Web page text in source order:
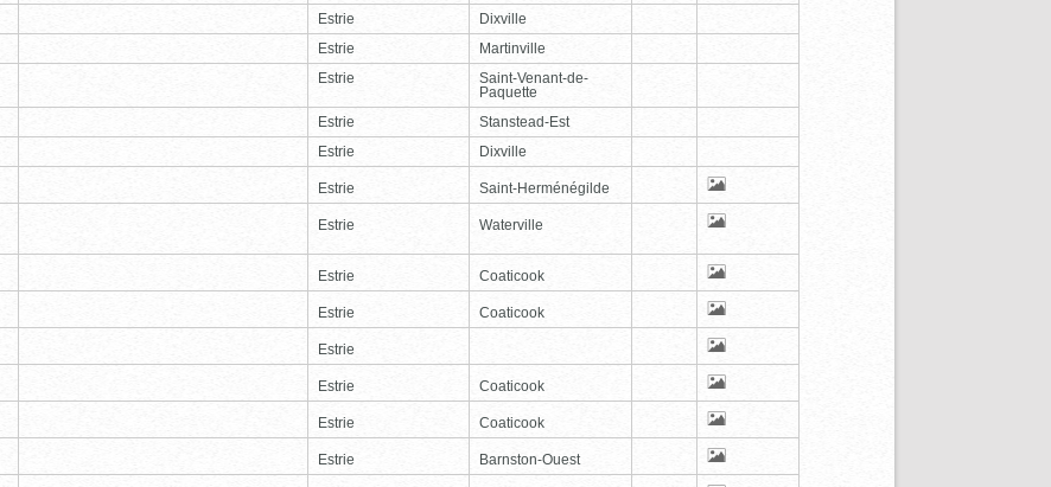
Estrie
Dixville
Estrie
Martinville
Estrie
Saint-Venant-de-
Paquette
Estrie
Stanstead-Est
Estrie Dixville
Estrie Saint-Herménégilde
Estrie Waterville
Estrie Coaticook
Estrie Coaticook
Estrie
Estrie Coaticook
Estrie Coaticook
Estrie Barnston-Ouest